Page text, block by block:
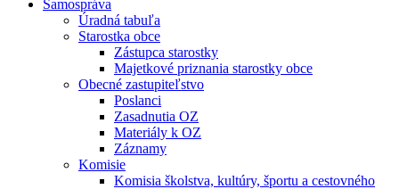
Samospráva
Úradná tabuľa
Starostka obce
Zástupca starostky
Majetkové priznania starostky obce
Obecné zastupiteľstvo
Poslanci
Zasadnutia OZ
Materiály k OZ
Záznamy
Komisie
Komisia školstva, kultúry, športu a cestovného